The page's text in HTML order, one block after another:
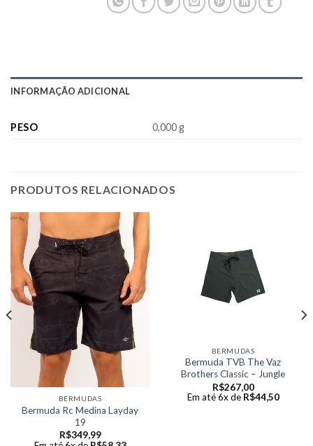
INFORMAÇÃO ADICIONAL
PESO 0,000 g
PRODUTOS RELACIONADOS
BERMUDAS
Bermuda Rc Medina Layday
19
R$349,99
BERMUDAS
Bermuda TVB The Vaz
Brothers Classic – Jungle
R$267,00
Em até 6x de R$44,50